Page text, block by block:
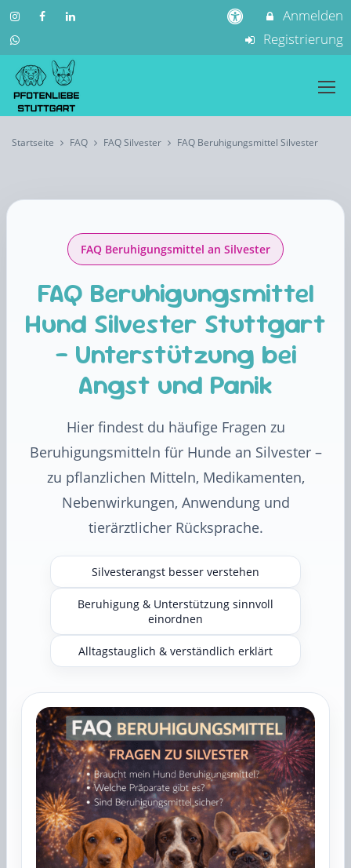
Anmelden
Registrierung
Startseite FAQ FAQ Silvester FAQ Beruhigungsmittel Silvester
FAQ Beruhigungsmittel an Silvester
FAQ Beruhigungsmittel
Hund Silvester Stuttgart
– Unterstützung bei
Angst und Panik
Hier findest du häufige Fragen zu
Beruhigungsmitteln für Hunde an Silvester –
zu pflanzlichen Mitteln, Medikamenten,
Nebenwirkungen, Anwendung und
tierärztlicher Rücksprache.
Silvesterangst besser verstehen
Beruhigung & Unterstützung sinnvoll
einordnen
Alltagstauglich & verständlich erklärt